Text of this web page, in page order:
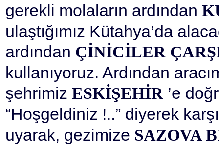
gerekli molaların ardından
ulaştığımız Kütahya’da
ardından ÇİNİCİLER
kullanıyoruz. Ardından
şehrimiz ESKİŞEHİR ’e
“Hoşgeldiniz !..” diyerek
uyarak, gezimize SAZOVA